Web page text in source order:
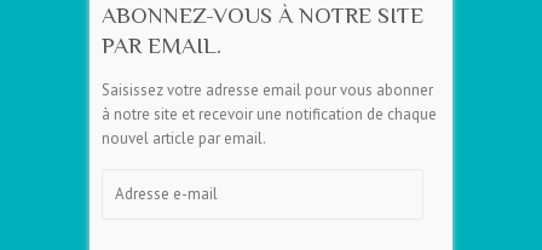
ABONNEZ-VOUS À NOTRE SITE
PAR EMAIL.
Saisissez votre adresse email pour vous abonner
à notre site et recevoir une notification de chaque
nouvel article par email.